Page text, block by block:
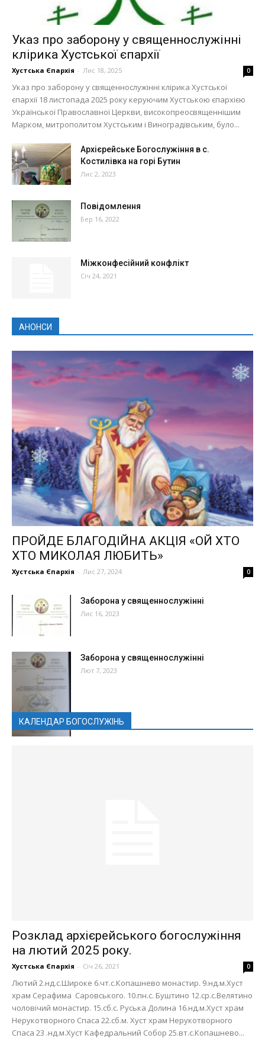
Указ про заборону у священнослужінні
клірика Хустської єпархії
Хустська Єпархія - Лис 18, 2025 0
Указ про заборону у священнослужінні клірика Хустської
єпархії 18 листопада 2025 року керуючим Хустською єпархією
Української Православної Церкви, високопреосвященнішим
Марком, митрополитом Хустським і Виноградівським, було...
Архієрейське Богослужіння в с.
Костилівка на горі Бутин
Лис 2, 2023
Повідомлення
Бер 16, 2022
Міжконфесійний конфлікт
Січ 24, 2021
АНОНСИ
ПРОЙДЕ БЛАГОДІЙНА АКЦІЯ «ОЙ ХТО
ХТО МИКОЛАЯ ЛЮБИТЬ»
Хустська Єпархія - Лис 27, 2024 0
Заборона у священнослужінні
Лис 16, 2023
Заборона у священнослужінні
Лют 7, 2023
КАЛЕНДАР БОГОСЛУЖІНЬ
Розклад архієрейського богослужіння
на лютий 2025 року.
Хустська Єпархія - Січ 26, 2021 0
Лютий 2.нд.с.Широке 6.чт.с.Копашнево монастир. 9.нд.м.Хуст
храм Серафима Саровського. 10.пн.с. Буштино 12.ср.с.Велятино
чоловічий монастир. 15.сб.с. Руська Долина 16.нд.м.Хуст храм
Нерукотворного Спаса 22.сб.м. Хуст храм Нерукотворного
Спаса 23 .нд.м.Хуст Кафедральний Собор 25.вт.с.Копашнево...